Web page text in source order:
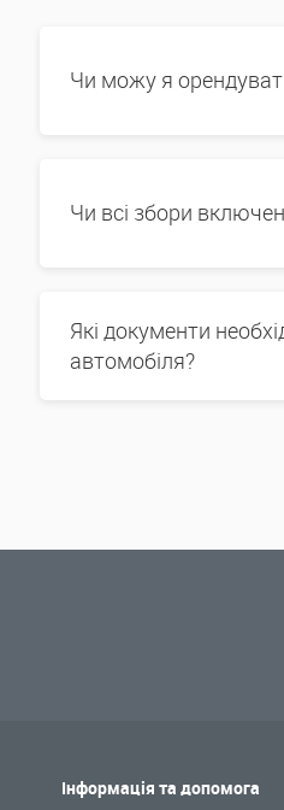
Чи можу я
Чи всі збори
Які документи
автомобіля?
Інформація та допомога